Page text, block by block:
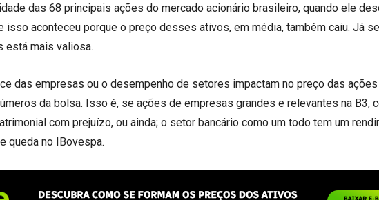
das 68 principais ações do mercado acionário brasileiro, quando ele
isso aconteceu porque o preço desses ativos, em média, também caiu. Já
está mais valiosa.
das empresas ou o desempenho de setores impactam no preço das ações
da bolsa. Isso é, se ações de empresas grandes e relevantes na B3,
com prejuízo, ou ainda; o setor bancário como um todo tem um
queda no IBovespa.